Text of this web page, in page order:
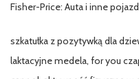
Fisher-Price: Auta i inne
szkatułka z pozytywką dla
laktacyjne medela, for you